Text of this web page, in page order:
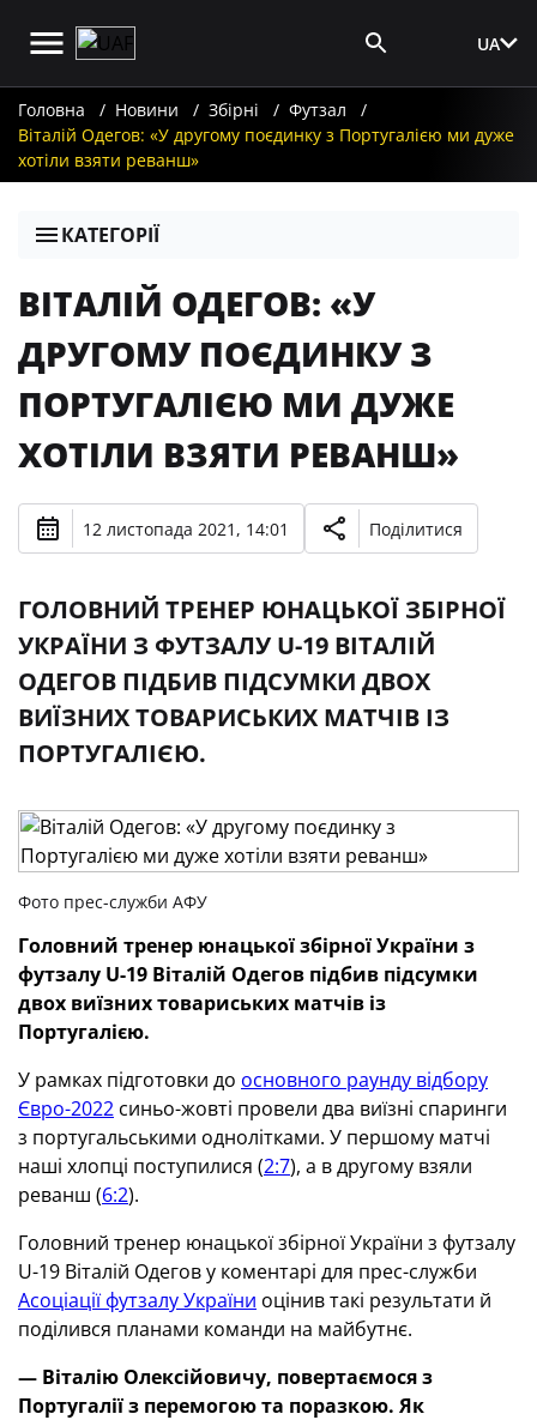
UA
Головна Новини Збірні
Футзал
Віталій Одегов: «У другому поєдинку з Португалією ми дуже
хотіли взяти реванш»
КАТЕГОРІЇ
ВІТАЛІЙ ОДЕГОВ: «У
ДРУГОМУ ПОЄДИНКУ З
ПОРТУГАЛІЄЮ МИ ДУЖЕ
ХОТІЛИ ВЗЯТИ РЕВАНШ»
12 листопада 2021, 14:01 Поділитися
ГОЛОВНИЙ ТРЕНЕР ЮНАЦЬКОЇ ЗБІРНОЇ
УКРАЇНИ З ФУТЗАЛУ U-19 ВІТАЛІЙ
ОДЕГОВ ПІДБИВ ПІДСУМКИ ДВОХ
ВИЇЗНИХ ТОВАРИСЬКИХ МАТЧІВ ІЗ
ПОРТУГАЛІЄЮ.
Фото прес-служби АФУ
Головний тренер юнацької збірної України з
футзалу U-19 Віталій Одегов підбив підсумки
двох виїзних товариських матчів із
Португалією.
У рамках підготовки до основного раунду відбору
Євро-2022 синьо-жовті провели два виїзні спаринги
з португальськими однолітками. У першому матчі
наші хлопці поступилися (2:7), а в другому взяли
реванш (6:2).
Головний тренер юнацької збірної України з футзалу
U-19 Віталій Одегов у коментарі для прес-служби
Асоціації футзалу України оцінив такі результати й
поділився планами команди на майбутнє.
— Віталію Олексійовичу, повертаємося з
Португалії з перемогою та поразкою. Як